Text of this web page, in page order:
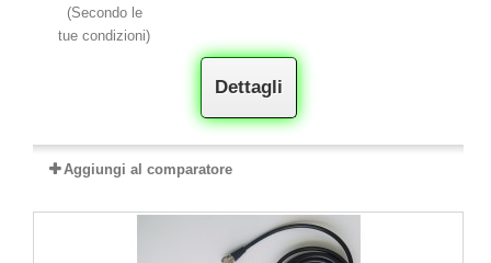
(Secondo le
tue condizioni)
Dettagli
Aggiungi al comparatore